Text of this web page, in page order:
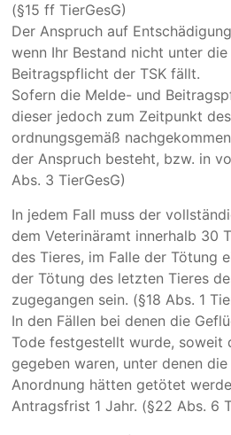
(§15 ff TierGesG)
Der Anspruch auf
wenn Ihr Bestand nicht unter
Beitragspflicht der TSK fällt.
Sofern die Melde- und
dieser jedoch zum Zeitpunkt
ordnungsgemäß
der Anspruch besteht, bzw. in
Abs. 3 TierGesG)
In jedem Fall muss der
dem Veterinäramt innerhalb 30
des Tieres, im Falle der Tötung
der Tötung des letzten Tieres
zugegangen sein. (§18 Abs. 1
In den Fällen bei denen die
Tode festgestellt wurde, soweit
gegeben waren, unter denen
Anordnung hätten getötet
Antragsfrist 1 Jahr. (§22 Abs. 6